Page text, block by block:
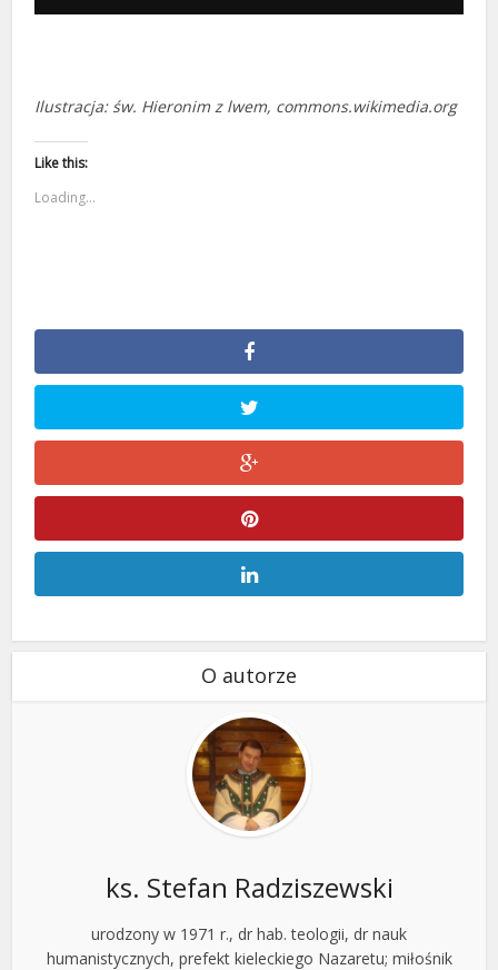
Ilustracja: św. Hieronim z lwem, commons.wikimedia.org
Like this:
Loading...
O autorze
ks. Stefan Radziszewski
urodzony w 1971 r., dr hab. teologii, dr nauk
humanistycznych, prefekt kieleckiego Nazaretu; miłośnik